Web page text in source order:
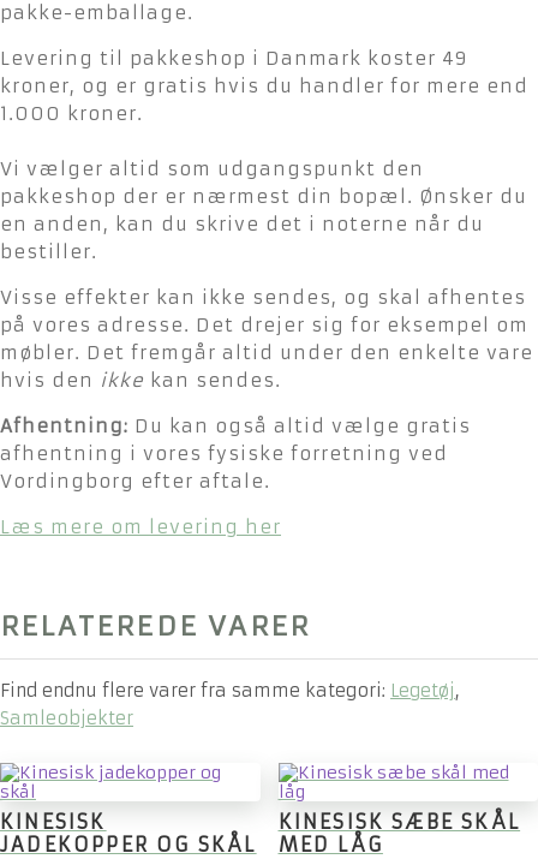
pakke-emballage.
Levering til pakkeshop i Danmark koster 49
kroner, og er gratis hvis du handler for mere end
1.000 kroner.
Vi vælger altid som udgangspunkt den
pakkeshop der er nærmest din bopæl. Ønsker du
en anden, kan du skrive det i noterne når du
bestiller.
Visse effekter kan ikke sendes, og skal afhentes
på vores adresse. Det drejer sig for eksempel om
møbler. Det fremgår altid under den enkelte vare
hvis den ikke kan sendes.
Afhentning: Du kan også altid vælge gratis
afhentning i vores fysiske forretning ved
Vordingborg efter aftale.
Læs mere om levering her
RELATEREDE VARER
Find endnu flere varer fra samme kategori: Legetøj,
Samleobjekter
KINESISK
JADEKOPPER OG SKÅL
KINESISK SÆBE SKÅL
MED LÅG